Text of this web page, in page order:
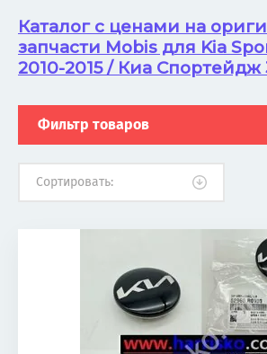
Каталог с ценами на
запчасти Mobis для Kia
2010-2015 / Киа Спортейдж
Фильтр товаров
Сортировать: